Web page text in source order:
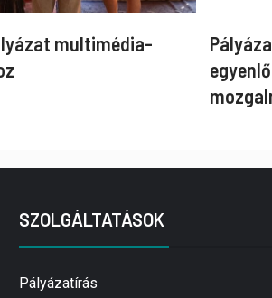
multimédia-
SZOLGÁLTATÁSOK
Pályázatírás